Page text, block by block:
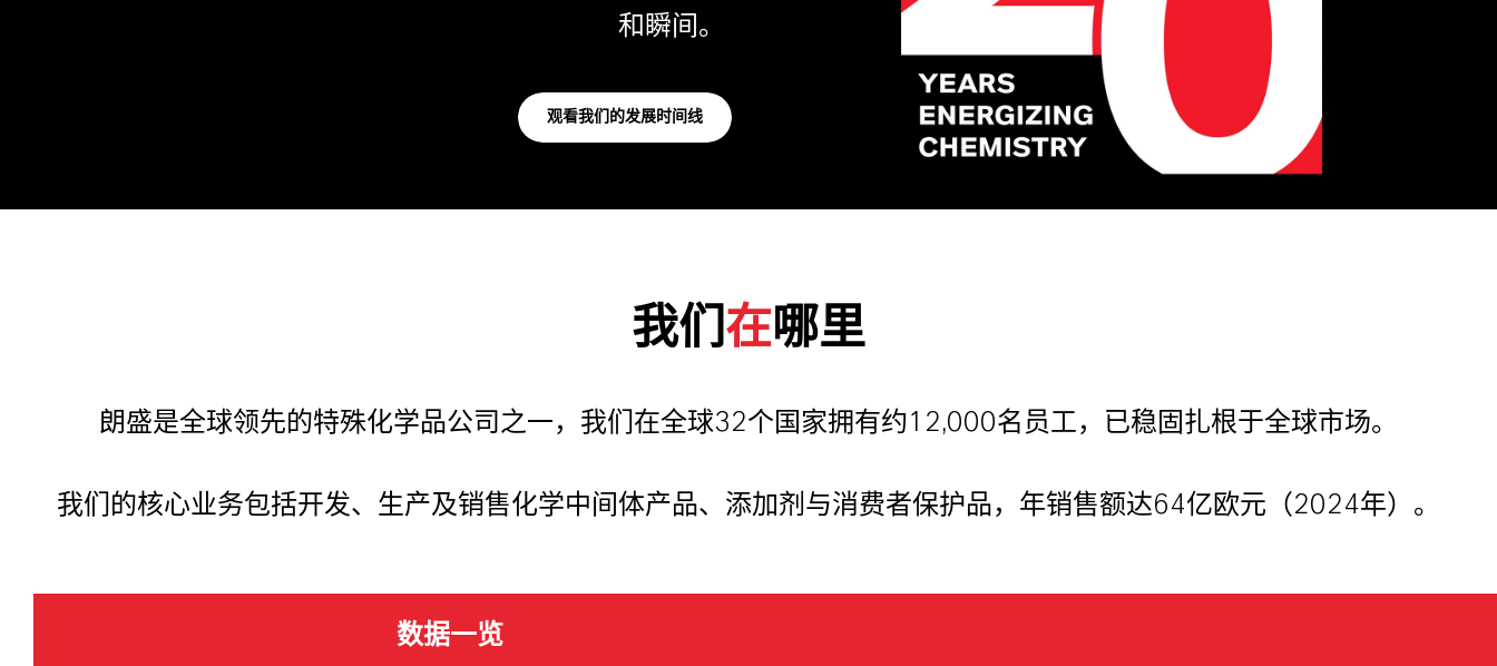
和瞬间。
观看我们的发展时间线
我们 在哪里
朗盛是全球领先的特殊化学品公司之一，我们在全球32个国家拥有约12,000名员工，已稳固扎根于全球市场。
我们的核心业务包括开发、生产及销售化学中间体产品、添加剂与消费者保护品，年销售额达64亿欧元（2024年）。
数据一览